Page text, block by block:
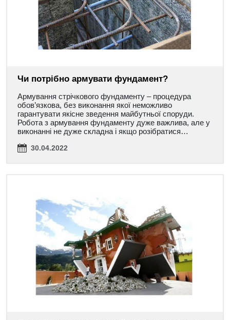
Чи потрібно армувати фундамент?
Армування стрічкового фундаменту – процедура
обов’язкова, без виконання якої неможливо
гарантувати якісне зведення майбутньої споруди.
Робота з армування фундаменту дуже важлива, але у
виконанні не дуже складна і якщо розібратися…
30.04.2022